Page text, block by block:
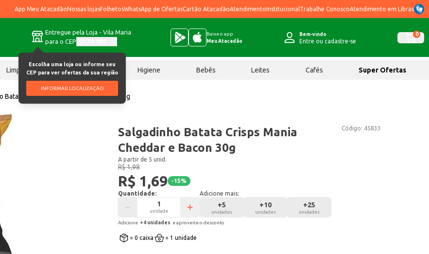
App Meu AtacadãoNossas lojasFolhetosWhatsApp de OfertasCartão AtacadãoAtendimentoInstitucional Trabalhe ConoscoAtendimento em Libras
Entregue pela Loja - Vila Maria
para o CEP
Escolha uma loja ou informe seu
CEP para ver ofertas da sua região
INFORMAR LOCALIZAÇÃO
Baixe o app
Meu Atacadão
Bem-vindo
Entre ou cadastre-se
0
Limpeza Chocolates Higiene Bebês Leites Cafés Super Ofertas
Batata Crisps Mania Cheddar e Bacon 30g
Código: 45833
Salgadinho Batata Crisps Mania
Cheddar e Bacon 30g
A partir de 5 unid.
R$ 1,98
R$ 1,69 -15%
Quantidade:
unidade
Adicione mais:
+5
unidades
+10
unidades
+25
unidades
Adicione +4 unidades e aproveite o desconto
= 0 caixa = 1 unidade